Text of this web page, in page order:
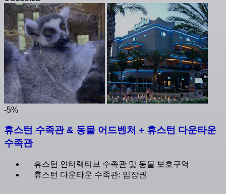
-5%
휴스턴 수족관 & 동물 어드벤처 + 휴스턴 다운타운
수족관
휴스턴 인터랙티브 수족관 및 동물 보호구역
휴스턴 다운타운 수족관: 입장권